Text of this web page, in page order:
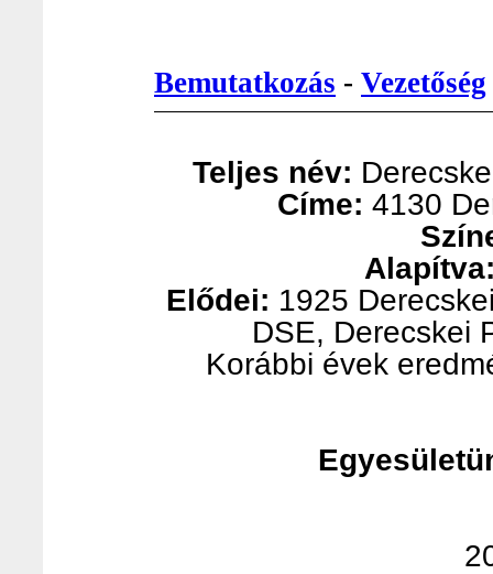
Bemutatkozás - Vezetőség
Teljes név:
Címe: 4130
Elődei: 1925
DSE, Derecskei
Korábbi évek